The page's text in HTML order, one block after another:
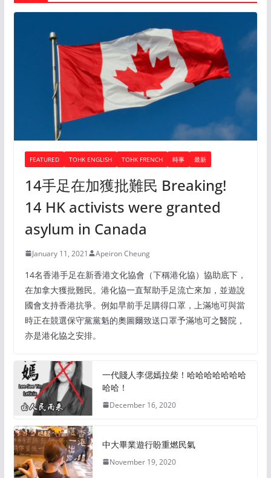
FEATURED TOHK ENGLISH TOHK FRENCH 時事 最新
14手足在加獲批難民 Breaking!
14 HK activists were granted
asylum in Canada
January 11, 2021 Apeiron Cheung
14名香港手足在新香港文化協會（下稱港化協）協助底下，
在加拿大獲批難民。港化協一直幫助手足流亡來加，並遊說
國會支持香港抗爭。例如早前手足購得口罩，上滿地可與當
時正在競選保守黨黨魁的奧圖爾致送口罩予滿地可之醫院，
亦是港化協之安排。
一代賤人李偲嫣拉柴！哈哈哈哈哈哈哈
哈哈！
December 16, 2020
中大畢業遊行盼重燃民氣
November 19, 2020